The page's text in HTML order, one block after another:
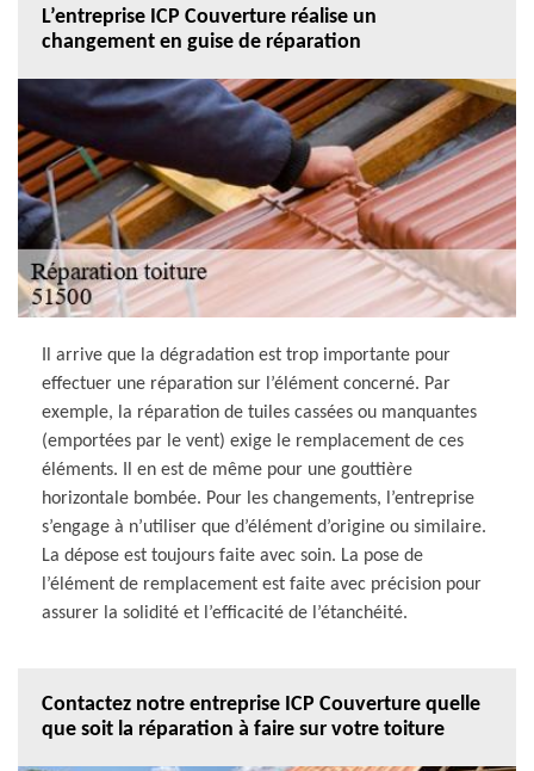
L’entreprise ICP Couverture réalise un
changement en guise de réparation
Il arrive que la dégradation est trop importante pour
effectuer une réparation sur l’élément concerné. Par
exemple, la réparation de tuiles cassées ou manquantes
(emportées par le vent) exige le remplacement de ces
éléments. Il en est de même pour une gouttière
horizontale bombée. Pour les changements, l’entreprise
s’engage à n’utiliser que d’élément d’origine ou similaire.
La dépose est toujours faite avec soin. La pose de
l’élément de remplacement est faite avec précision pour
assurer la solidité et l’efficacité de l’étanchéité.
Contactez notre entreprise ICP Couverture quelle
que soit la réparation à faire sur votre toiture